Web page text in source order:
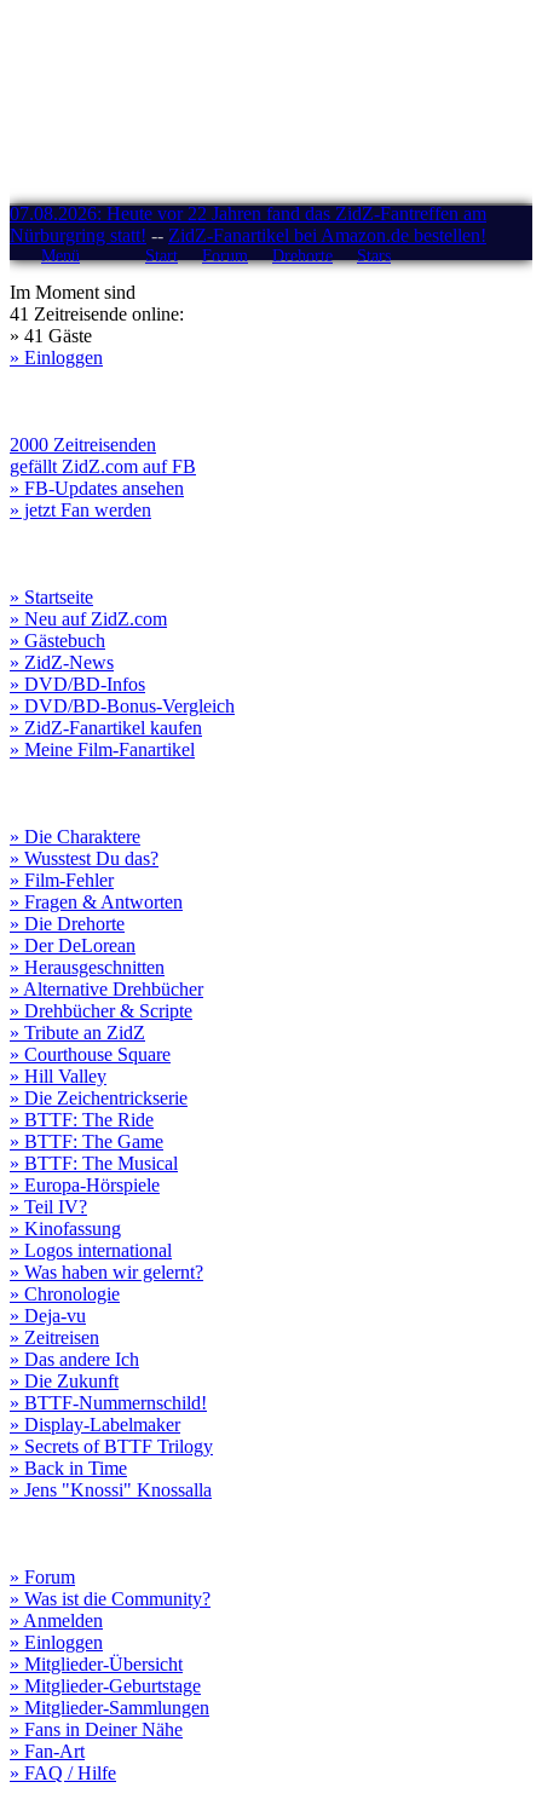
07.08.2026: Heute vor 22 Jahren fand das ZidZ-Fantreffen am
Nürburgring statt! -- ZidZ-Fanartikel bei Amazon.de bestellen!
Menü Start Forum Drehorte Stars
Im Moment sind
41 Zeitreisende online:
» 41 Gäste
» Einloggen
2000 Zeitreisenden
gefällt ZidZ.com auf FB
» FB-Updates ansehen
» jetzt Fan werden
» Startseite
» Neu auf ZidZ.com
» Gästebuch
» ZidZ-News
» DVD/BD-Infos
» DVD/BD-Bonus-Vergleich
» ZidZ-Fanartikel kaufen
» Meine Film-Fanartikel
» Die Charaktere
» Wusstest Du das?
» Film-Fehler
» Fragen & Antworten
» Die Drehorte
» Der DeLorean
» Herausgeschnitten
» Alternative Drehbücher
» Drehbücher & Scripte
» Tribute an ZidZ
» Courthouse Square
» Hill Valley
» Die Zeichentrickserie
» BTTF: The Ride
» BTTF: The Game
» BTTF: The Musical
» Europa-Hörspiele
» Teil IV?
» Kinofassung
» Logos international
» Was haben wir gelernt?
» Chronologie
» Deja-vu
» Zeitreisen
» Das andere Ich
» Die Zukunft
» BTTF-Nummernschild!
» Display-Labelmaker
» Secrets of BTTF Trilogy
» Back in Time
» Jens "Knossi" Knossalla
» Forum
» Was ist die Community?
» Anmelden
» Einloggen
» Mitglieder-Übersicht
» Mitglieder-Geburtstage
» Mitglieder-Sammlungen
» Fans in Deiner Nähe
» Fan-Art
» FAQ / Hilfe